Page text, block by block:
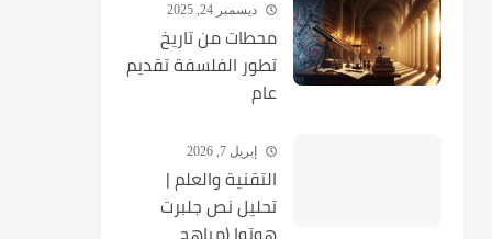
ديسمبر 24, 2025
محطات من تاريخ
تطور الفلسفة تقديم
عام
إبريل 7, 2026
التقنية والعلم |
تحليل نص جلبرت